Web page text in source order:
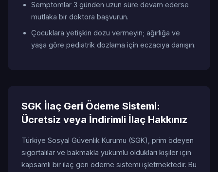
Semptomlar 3 günden uzun süre devam ederse
mutlaka bir doktora başvurun.
Çocuklara yetişkin dozu vermeyin; ağırlığa ve
yaşa göre pediatrik dozlama için eczacıya danışın.
SGK İlaç Geri Ödeme Sistemi:
Ücretsiz veya İndirimli İlaç Hakkınız
Türkiye Sosyal Güvenlik Kurumu (SGK), prim ödeyen
sigortalılar ve bakmakla yükümlü oldukları kişiler için
kapsamlı bir ilaç geri ödeme sistemi işletmektedir. Bu